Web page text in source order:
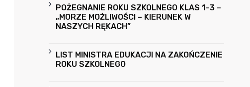
POŻEGNANIE ROKU SZKOLNEGO KLAS 1–3 –
„MORZE MOŻLIWOŚCI – KIERUNEK W
NASZYCH RĘKACH”
LIST MINISTRA EDUKACJI NA ZAKOŃCZENIE
ROKU SZKOLNEGO